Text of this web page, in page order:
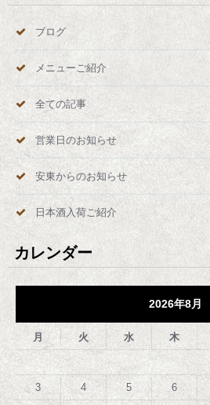
ブログ
メニューご紹介
全ての記事
営業日のお知らせ
安東からのお知らせ
日本酒入荷ご紹介
カレンダー
2026年8月
月 火 水 木
3 4 5 6